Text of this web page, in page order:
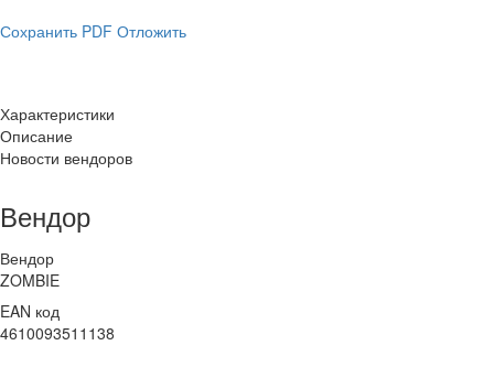
Сохранить PDF Отложить
Характеристики
Описание
Новости вендоров
Вендор
Вендор
ZOMBIE
EAN код
4610093511138